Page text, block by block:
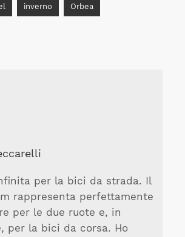
inverno Orbea
per la bici da strada. Il
rappresenta perfettamente
per le due ruote e, in
per la bici da corsa. Ho